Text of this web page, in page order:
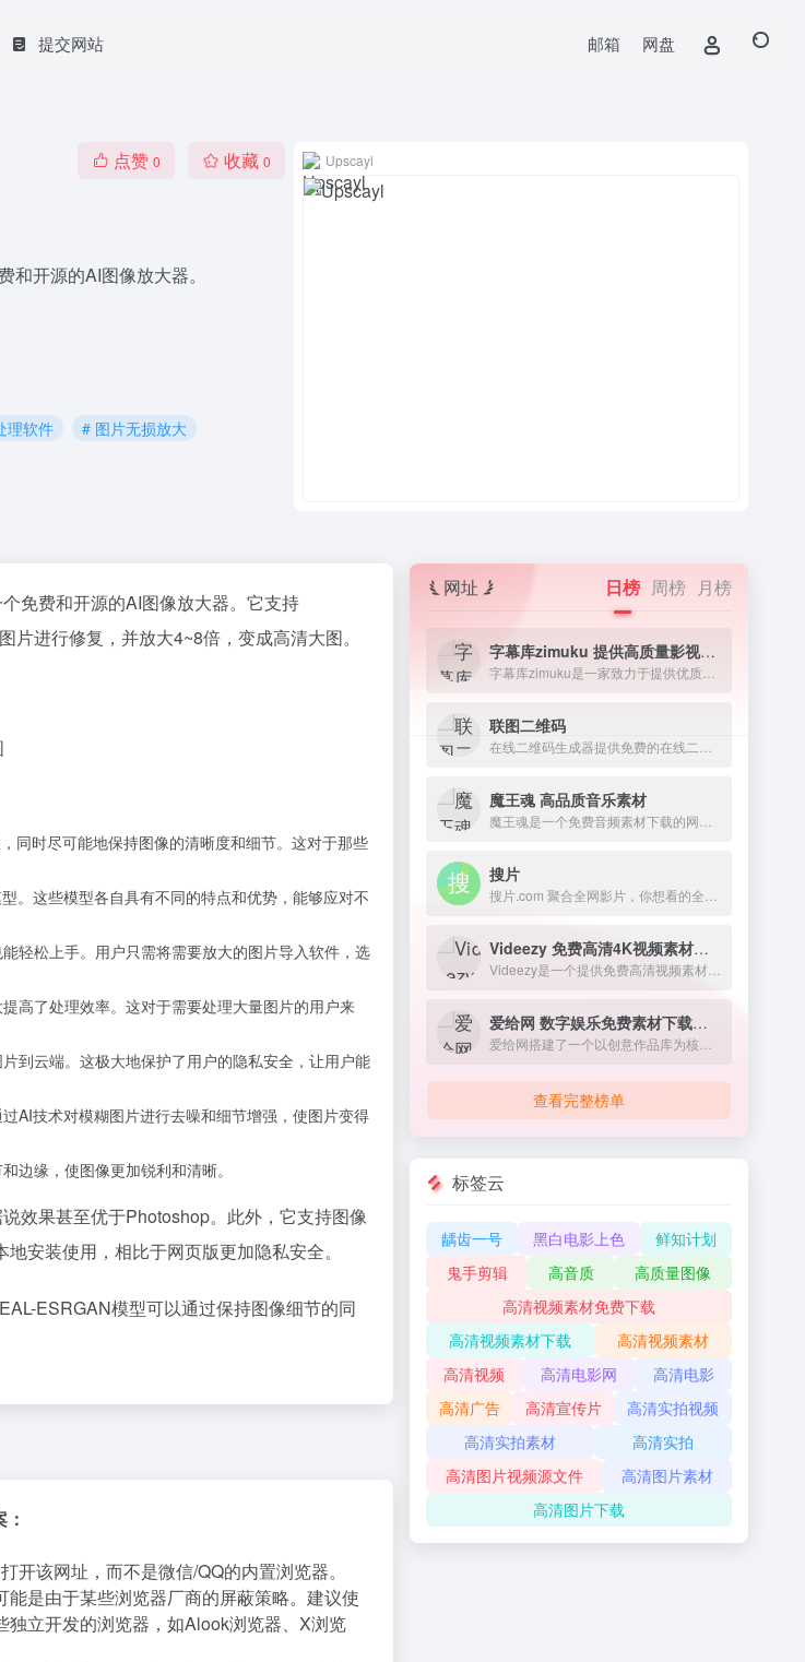
提交网站 邮箱 网盘
点赞 0 收藏 0
开源的AI图像放大器。
理软件
# 图片无损放大
Upscayl
免费和开源的AI图像放大器。它支持
进行修复，并放大4~8倍，变成高清大图。
同时尽可能地保持图像的清晰度和细节。这对于那些
。这些模型各自具有不同的特点和优势，能够应对不
轻松上手。用户只需将需要放大的图片导入软件，选
高了处理效率。这对于需要处理大量图片的用户来
到云端。这极大地保护了用户的隐私安全，让用户能
AI技术对模糊图片进行去噪和细节增强，使图片变得
边缘，使图像更加锐利和清晰。
效果甚至优于Photoshop。此外，它支持图像
安装使用，相比于网页版更加隐私安全。
ESRGAN模型可以通过保持图像细节的同
开该网址，而不是微信/QQ的内置浏览器。
是由于某些浏览器厂商的屏蔽策略。建议使
立开发的浏览器，如Alook浏览器、X浏览
网址 日榜 周榜 月榜
字幕库zimuku 提供高质量影视字幕下载网站
联图二维码
魔王魂 高品质音乐素材
搜片
Videezy 免费高清4K视频素材资源下载网站
爱给网 数字娱乐免费素材下载网站
查看完整榜单
标签云
龋齿一号 黑白电影上色
鲜知计划
鬼手剪辑
高音质
高质量图像
高清视频素材免费下载
高清视频素材下载
高清视频素材
高清视频
高清电影网
高清电影
高清广告
高清宣传片
高清实拍视频
高清实拍素材
高清实拍
高清图片视频源文件
高清图片素材
高清图片下载